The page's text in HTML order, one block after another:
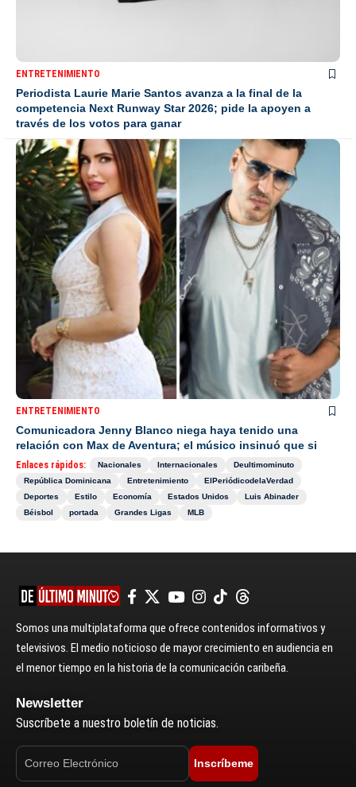
ENTRETENIMIENTO
Periodista Laurie Marie Santos avanza a la final de la
competencia Next Runway Star 2026; pide la apoyen a
través de los votos para ganar
ENTRETENIMIENTO
Comunicadora Jenny Blanco niega haya tenido una
relación con Max de Aventura; el músico insinuó que si
Enlaces rápidos: Nacionales Internacionales
Deultimominuto
República Dominicana
Entretenimiento
ElPeriódicodelaVerdad
Deportes
Estilo Economía Estados Unidos
Luis Abinader
Béisbol
portada Grandes Ligas MLB
Somos una multiplataforma que ofrece contenidos informativos y
televisivos. El medio noticioso de mayor crecimiento en audiencia en
el menor tiempo en la historia de la comunicación caribeña.
Newsletter
Suscríbete a nuestro boletín de noticias.
Inscríbeme